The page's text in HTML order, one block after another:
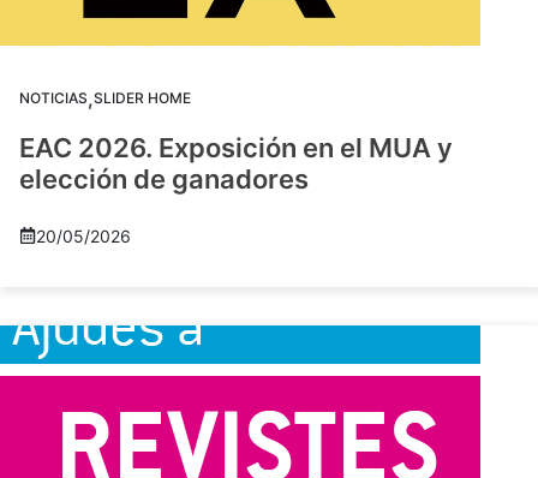
NOTICIAS,SLIDER HOME
EAC 2026. Exposición en el MUA y
elección de ganadores
20/05/2026